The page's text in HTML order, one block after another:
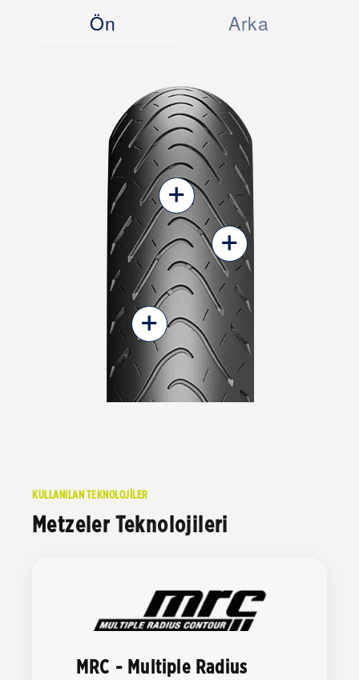
Ön Arka
+
+
+
KULLANILAN TEKNOLOJİLER
Metzeler Teknolojileri
MRC - Multiple Radius